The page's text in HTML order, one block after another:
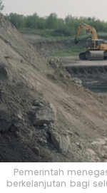
Pemerintah
berkelanjutan bagi